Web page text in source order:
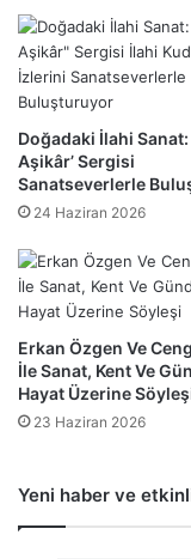
Doğadaki İlahi Sanat:
Aşikâr’ Sergisi
Sanatseverlerle
24 Haziran 2026
Erkan Özgen Ve
İle Sanat, Kent Ve
Hayat Üzerine
23 Haziran 2026
Yeni haber ve